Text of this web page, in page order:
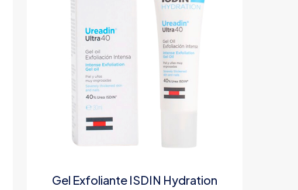
Gel Exfoliante ISDIN Hydration